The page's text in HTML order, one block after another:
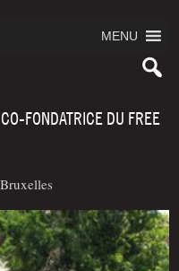
MENU
FONDATRICE DU FREE